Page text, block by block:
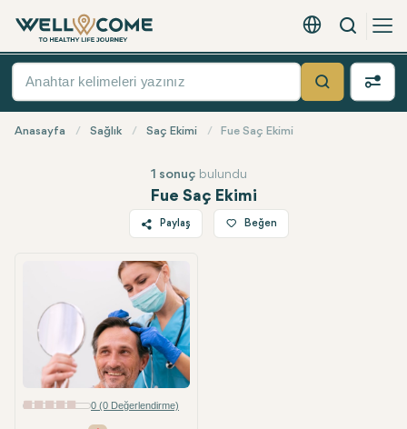
Türkçe - EUR
Arama
Hızlı
Ara
Anasayfa Sağlık Saç Ekimi Fue Saç Ekimi
Fue Saç Ekimi
1 sonuçbulundu
Paylaş
Twitter
Facebook
Linkedin
WhatsApp
Telegram
Beğen
0 (0 Değerlendirme)
En Popüler